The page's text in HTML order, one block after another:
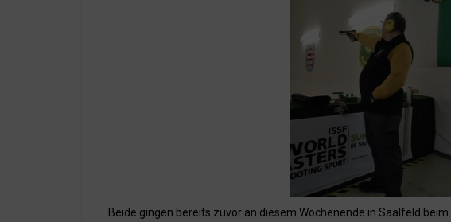
Beide gingen bereits zuvor an diesem Wochenende in Saalfeld